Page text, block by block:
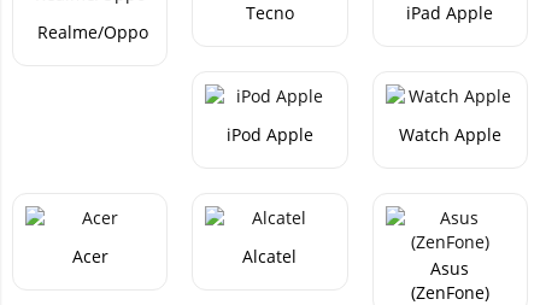
Realme/Oppo
Tecno iPad Apple
iPod Apple Watch Apple
Acer Alcatel
Asus
(ZenFone)